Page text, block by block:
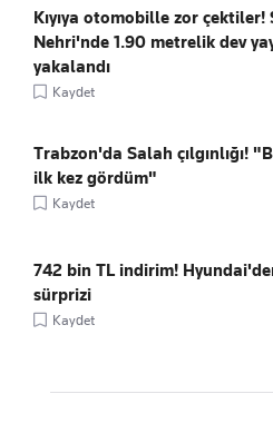
Kıyıya otomobille zor çektiler!
Nehri'nde 1.90 metrelik dev
yakalandı
Kaydet
Trabzon'da Salah çılgınlığı!
ilk kez gördüm"
Kaydet
742 bin TL indirim!
sürprizi
Kaydet